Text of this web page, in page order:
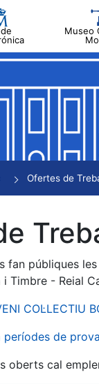
Museo
Ofertes de
fan públiques
Timbre - Reial
COL·LECTIU
de
oberts cal